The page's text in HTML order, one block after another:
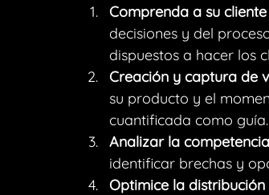
Comprenda a su cliente
decisiones y del
dispuestos a hacer los
Creación y captura de
su producto y el
cuantificada como guía.
Analizar la competencia
identificar brechas y
Optimice la distribución